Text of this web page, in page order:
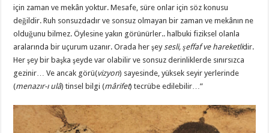
için zaman ve mekân yoktur. Mesafe, süre onlar için söz konusu
değildir. Ruh sonsuzdadır ve sonsuz olmayan bir zaman ve mekânın ne
olduğunu bilmez. Öylesine yakın görünürler.. halbuki fiziksel olanla
aralarında bir uçurum uzanır. Orada her şeysesli, şeffaf ve hareketlidir.
Her şey bir başka şeyde var olabilir ve sonsuz derinliklerde sınırsızca
gezinir… Ve ancak görü(vizyon) sayesinde, yüksek seyir yerlerinde
(menazır-ı ulâ) tinsel bilgi (mârifet) tecrübe edilebilir…”